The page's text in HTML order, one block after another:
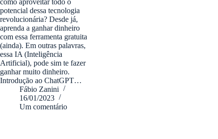
como aproveitar todo o
potencial dessa tecnologia
revolucionária? Desde já,
aprenda a ganhar dinheiro
com essa ferramenta gratuita
(ainda). Em outras palavras,
essa IA (Inteligência
Artificial), pode sim te fazer
ganhar muito dinheiro.
Introdução ao ChatGPT…
Fábio Zanini
16/01/2023
Um comentário